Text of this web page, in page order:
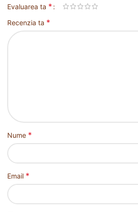
Evaluarea ta *
Recenzia ta *
Nume *
Email *